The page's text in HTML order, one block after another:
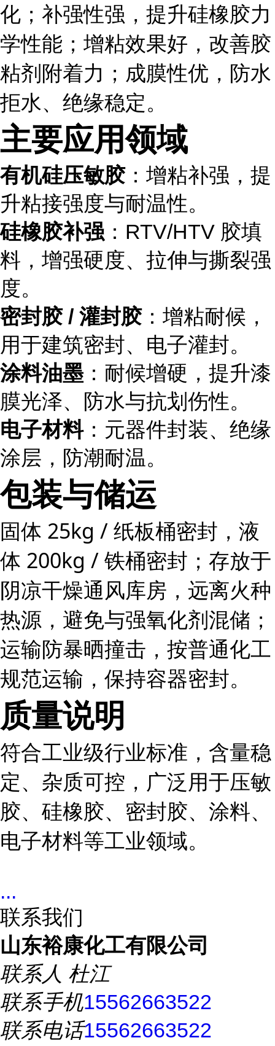
化；补强性强，提升硅橡胶力
学性能；增粘效果好，改善胶
粘剂附着力；成膜性优，防水
拒水、绝缘稳定。
主要应用领域
有机硅压敏胶：增粘补强，提
升粘接强度与耐温性。
硅橡胶补强 ：RTV/HTV 胶填
料，增强硬度、拉伸与撕裂强
度。
密封胶 / 灌封胶：增粘耐候，
用于建筑密封、电子灌封。
涂料油墨 ：耐候增硬，提升漆
膜光泽、防水与抗划伤性。
电子材料：元器件封装、绝缘
涂层，防潮耐温。
包装与储运
固体 25kg / 纸板桶密封，液
体 200kg / 铁桶密封；存放于
阴凉干燥通风库房，远离火种
热源，避免与强氧化剂混储；
运输防暴晒撞击，按普通化工
规范运输，保持容器密封。
质量说明
符合工业级行业标准，含量稳
定、杂质可控，广泛用于压敏
胶、硅橡胶、密封胶、涂料、
电子材料等工业领域。
...
联系我们
山东裕康化工有限公司
联系人 杜江
联系手机15562663522
联系电话15562663522